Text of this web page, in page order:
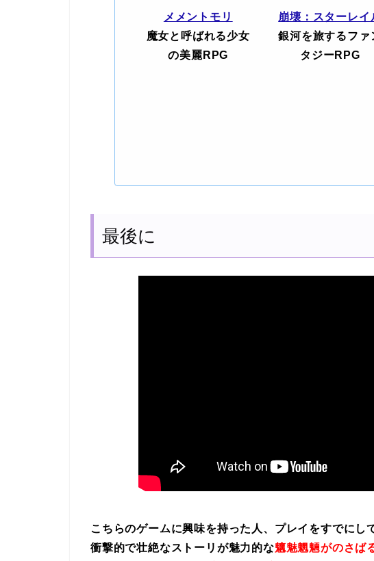
メメントモリ
魔女と呼ばれる少女
の美麗RPG
崩壊：スターレイ
銀河を旅するファ
タジーRPG
最後に
こちらのゲームに興味を持った人、プレイをすでにし
衝撃的で壮絶なストーリが魅力的な魑魅魍魎がのさば